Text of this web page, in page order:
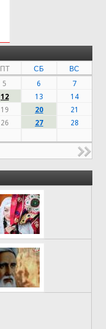
ПТ СБ
ВС
5 6
7
12 13
14
19 20
21
26 27
28